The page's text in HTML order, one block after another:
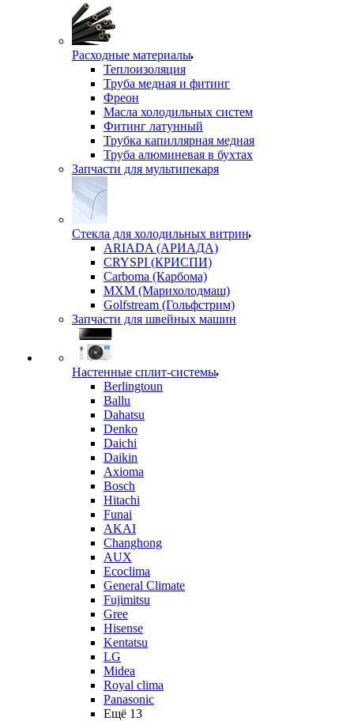
Расходные материалы
Теплоизоляция
Труба медная и фитинг
Фреон
Масла холодильных систем
Фитинг латунный
Трубка капиллярная медная
Труба алюминевая в бухтах
Запчасти для мультипекаря
Стекла для холодильных витрин
ARIADA (АРИАДА)
CRYSPI (КРИСПИ)
Carboma (Карбома)
MXM (Марихолодмаш)
Golfstream (Гольфстрим)
Запчасти для швейных машин
Настенные сплит-системы
Berlingtoun
Ballu
Dahatsu
Denko
Daichi
Daikin
Axioma
Bosch
Hitachi
Funai
AKAI
Changhong
AUX
Ecoclima
General Climate
Fujimitsu
Gree
Hisense
Kentatsu
LG
Midea
Royal clima
Panasonic
Ещё 13